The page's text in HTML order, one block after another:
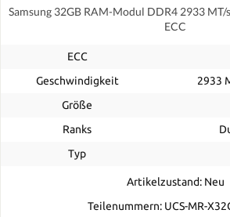
Samsung 32GB RAM-Modul DDR4 2933
ECC
ECC
Geschwindigkeit
2933
Größe
Ranks
Typ
Artikelzustand: Neu
Teilenummern: UCS-MR-